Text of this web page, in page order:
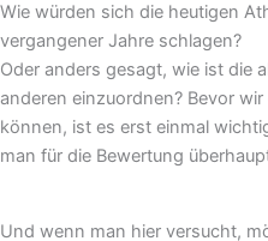
Wie würden sich die heutigen
vergangener Jahre schlagen?
Oder anders gesagt, wie ist die
anderen einzuordnen? Bevor
können, ist es erst einmal
man für die Bewertung
Und wenn man hier versucht,